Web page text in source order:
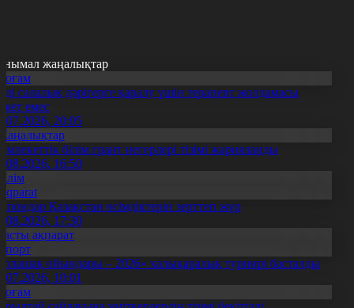
жаңалықтар
салалық дәрігерге қаралу үшін терапевт жолдамасы
емес
20:05
білім грант иегерлері тізімі жарияланды
16:50
Қазақстан өсімдіктерін зерттеп жүр
17:30
ақпарат
ойындары – 2026» халықаралық турнирі басталды
10:01